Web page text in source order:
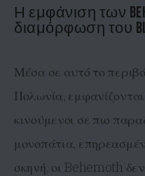
Η εμφάνιση των
διαμόρφωση του
Μέσα σε αυτό το
Πολωνία, εμφανίζονται
κινούμενοι σε πιο
μονοπάτια,
σκηνή, οι Behemoth